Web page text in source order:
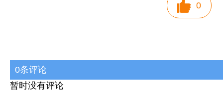
0
0条评论
暂时没有评论